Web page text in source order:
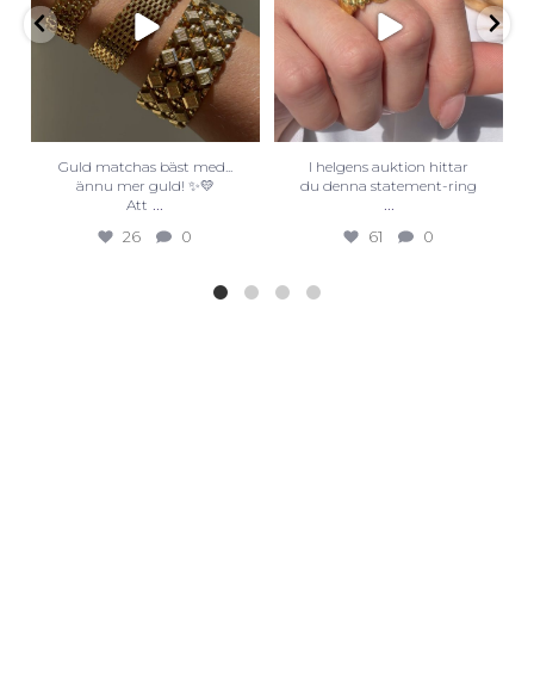
Guld matchas bäst med...
ännu mer guld! ✨💛
Att ...
26 0
I helgens auktion hittar
du denna statement-ring
...
61 0